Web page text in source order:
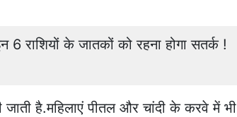
के जातकों को रहना होगा सतर्क !
है.महिलाएं पीतल और चांदी के करवे में भी